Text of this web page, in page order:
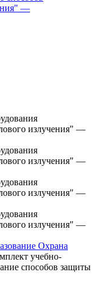
Охрана
учебно-
способов защиты